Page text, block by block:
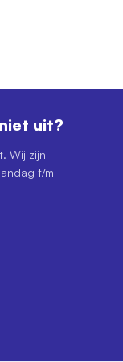
uit?
Wij zijn
t/m